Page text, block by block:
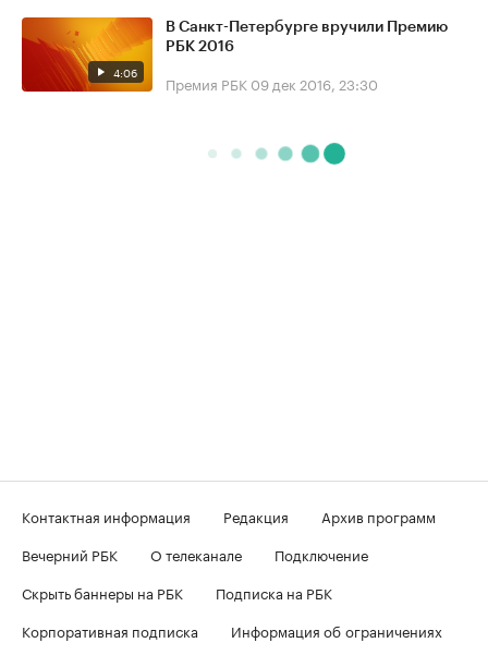
4:06
В Санкт-Петербурге вручили Премию
РБК 2016
Премия РБК 09 дек 2016, 23:30
Контактная информация Редакция
Архив программ
Вечерний РБК
О телеканале
Подключение
Скрыть баннеры на РБК
Подписка на РБК
Корпоративная подписка
Информация об ограничениях